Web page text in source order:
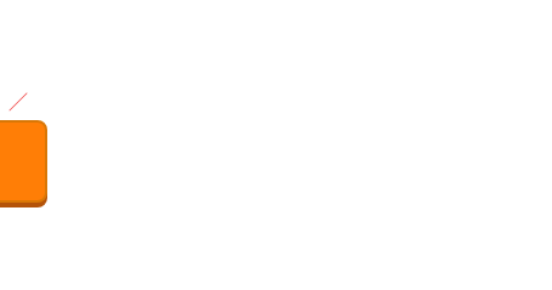
／